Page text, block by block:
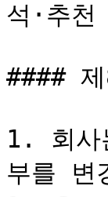
석·추
####
1. 회사
부를 변